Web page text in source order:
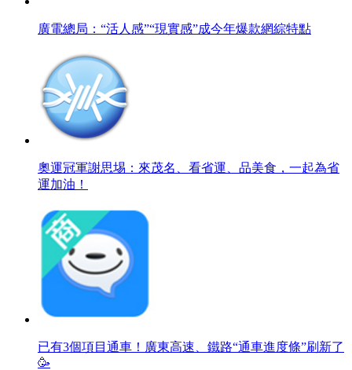
廣電總局：“活人感”“現實感”成今年爆款網綜特點
奧運冠軍謝思埸：來茂名、看省運、品美食，一起為省
運加油！
已有3個項目通車！廣東高速、鐵路“通車進度條”刷新了
🥳